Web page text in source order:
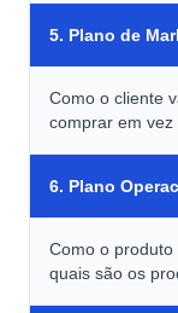
5. Plano de
Como o cliente
comprar em
6. Plano
Como o
quais são os